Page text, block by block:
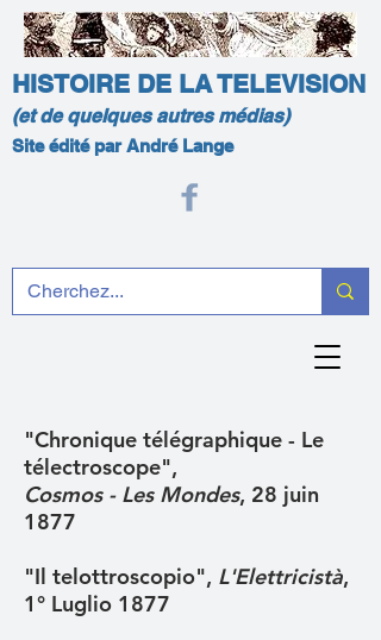
HISTOIRE DE LA TELEVISION
(et de quelques autres médias)
Site édité par André Lange
"Chronique télégraphique - Le
télectroscope",
Cosmos - Les Mondes, 28 juin
1877
"Il telottroscopio", L'Elettricistà,
1° Luglio 1877